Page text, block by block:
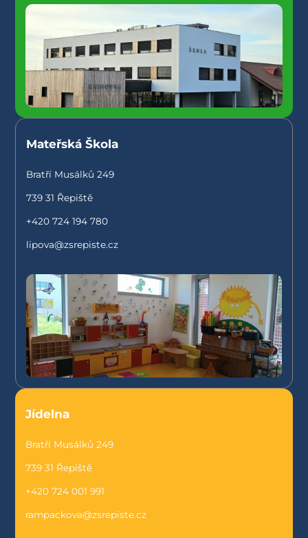
Mateřská Škola
Bratří Musálků 249
739 31 Řepiště
+420 724 194 780
lipova@zsrepiste.cz
Jídelna
Bratří Musálků 249
739 31 Řepiště
+420 724 001 991
rampackova@zsrepiste.cz